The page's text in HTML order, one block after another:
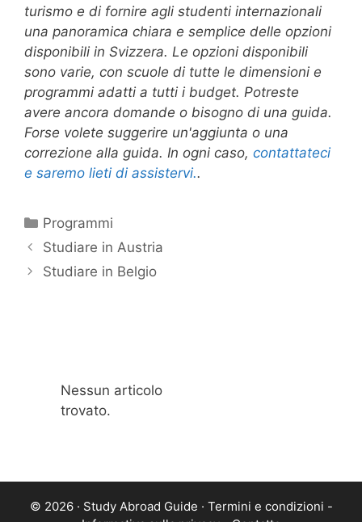
turismo e di fornire agli studenti internazionali
una panoramica chiara e semplice delle opzioni
disponibili in Svizzera. Le opzioni disponibili
sono varie, con scuole di tutte le dimensioni e
programmi adatti a tutti i budget. Potreste
avere ancora domande o bisogno di una guida.
Forse volete suggerire un'aggiunta o una
correzione alla guida. In ogni caso, contattateci
e saremo lieti di assistervi..
Categorie
Programmi
Studiare in Austria
Studiare in Belgio
Nessun articolo
trovato.
© 2026 · Study Abroad Guide · Termini e condizioni -